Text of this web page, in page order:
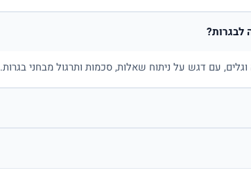
לבגרות?
עם דגש על ניתוח שאלות, סכמות ותרגול מבחני בגרות.